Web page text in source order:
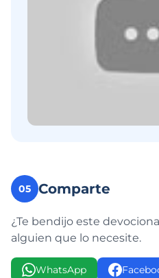
05 Comparte
¿Te bendijo este
alguien que lo necesite.
WhatsApp